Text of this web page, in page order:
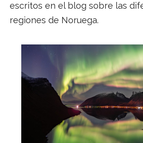
escritos en el blog sobre las
regiones de Noruega.